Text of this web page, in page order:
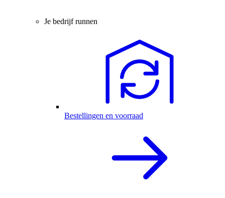
Je bedrijf runnen
Bestellingen en voorraad